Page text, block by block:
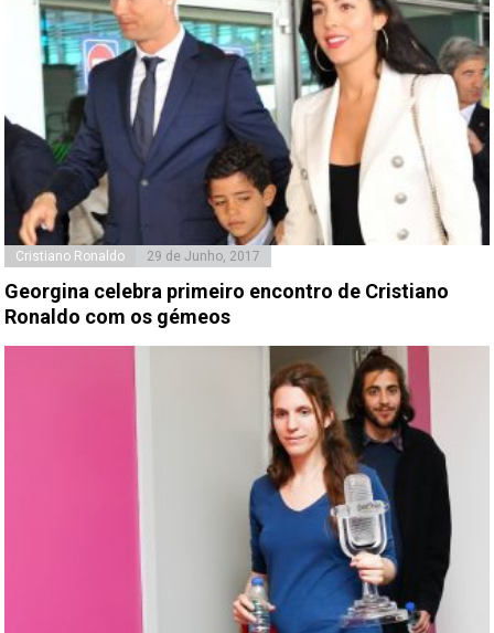
Cristiano Ronaldo 29 de Junho, 2017
Georgina celebra primeiro encontro de Cristiano
Ronaldo com os gémeos